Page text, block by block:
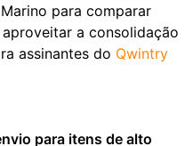
para comparar
a consolidação
assinantes do Qwintry
para itens de alto